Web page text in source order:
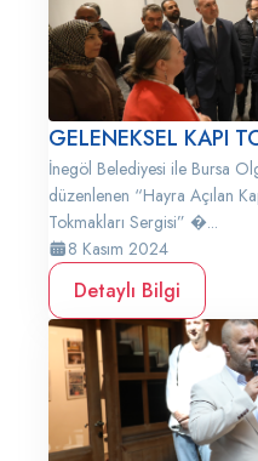
GELENEKSEL KAPI
İnegöl Belediyesi ile Bursa
düzenlenen “Hayra Açılan
Tokmakları Sergisi” �...
8 Kasım 2024
Detaylı Bilgi